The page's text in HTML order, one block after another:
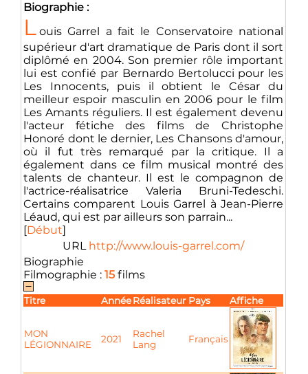
Biographie :
L ouis Garrel a fait le Conservatoire national
supérieur d'art dramatique de Paris dont il sort
diplômé en 2004. Son premier rôle important
lui est confié par Bernardo Bertolucci pour les
Les Innocents, puis il obtient le César du
meilleur espoir masculin en 2006 pour le film
Les Amants réguliers. Il est également devenu
l'acteur fétiche des films de Christophe
Honoré dont le dernier, Les Chansons d'amour,
où il fut très remarqué par la critique. Il a
également dans ce film musical montré des
talents de chanteur. Il est le compagnon de
l'actrice-réalisatrice Valeria Bruni-Tedeschi.
Certains comparent Louis Garrel à Jean-Pierre
Léaud, qui est par ailleurs son parrain...
[Début]
URL http://www.louis-garrel.com/
Biographie
Filmographie : 15 films
Titre AnnéeRéalisateur Pays Affiche
MON
LÉGIONNAIRE
2021
Rachel
Lang
Français